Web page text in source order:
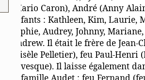
(Mario Caron), André (Anny
enfants : Kathleen, Kim, Laurie,
Sophie, Audrey, Johnny,
Andrew. Il était le frère de
(Gisèle Pelletier), feu Paul-
Lévesque). Il laisse également
la famille Audet : feu Fernand